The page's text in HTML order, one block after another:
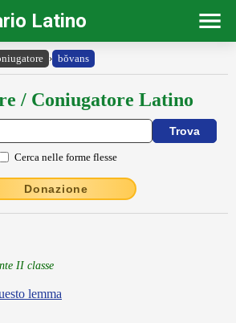
Latino
› bŏvans
/ Coniugatore Latino
Cerca nelle forme flesse
Donazione
II classe
lemma